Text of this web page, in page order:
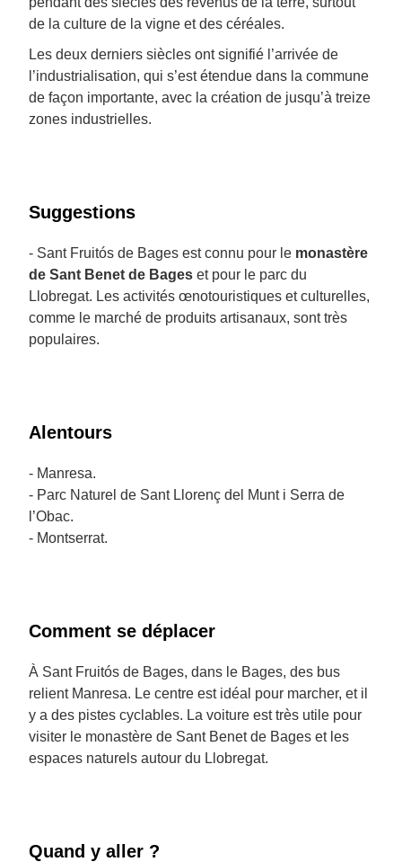
de la culture de la vigne et des céréales.
Les deux derniers siècles ont signifié l’arrivée de
l’industrialisation, qui s’est étendue dans la commune
de façon importante, avec la création de jusqu’à treize
zones industrielles.
Suggestions
- Sant Fruitós de Bages est connu pour le monastère
de Sant Benet de Bages et pour le parc du
Llobregat. Les activités œnotouristiques et culturelles,
comme le marché de produits artisanaux, sont très
populaires.
Alentours
- Manresa.
- Parc Naturel de Sant Llorenç del Munt i Serra de
l’Obac.
- Montserrat.
Comment se déplacer
À Sant Fruitós de Bages, dans le Bages, des bus
relient Manresa. Le centre est idéal pour marcher, et il
y a des pistes cyclables. La voiture est très utile pour
visiter le monastère de Sant Benet de Bages et les
espaces naturels autour du Llobregat.
Quand y aller ?